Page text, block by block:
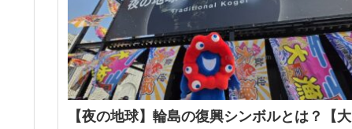
【夜の地球】輪島の復興シンボルとは？【大